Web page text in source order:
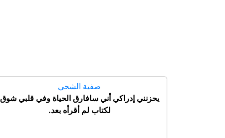
صفية الشحي
يحزنني إدراكي أني سافارق الحياة وفي قلبي شوق
لكتاب لم أقرأه بعد.